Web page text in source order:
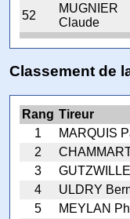
52
MUGNIER
Claude
Classement de
Rang Tireur
1
MARQUIS
2
3
4
ULDRY
5
MEYLAN